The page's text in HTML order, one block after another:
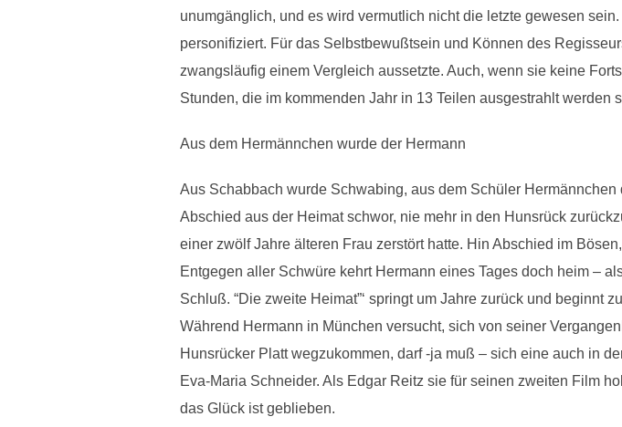
unumgänglich, und es wird vermutlich nicht die letzte gewesen
personifiziert. Für das Selbstbewußtsein und Können des
zwangsläufig einem Vergleich aussetzte. Auch, wenn sie keine
Stunden, die im kommenden Jahr in 13 Teilen ausgestrahlt werden
Aus dem Hermännchen wurde der Hermann
Aus Schabbach wurde Schwabing, aus dem Schüler
Abschied aus der Heimat schwor, nie mehr in den Hunsrück
einer zwölf Jahre älteren Frau zerstört hatte. Hin Abschied im
Entgegen aller Schwüre kehrt Hermann eines Tages doch heim –
Schluß. “Die zweite Heimat”‘ springt um Jahre zurück und beginnt
Während Hermann in München versucht, sich von seiner
Hunsrücker Platt wegzukommen, darf -ja muß – sich eine auch in
Eva-Maria Schneider. Als Edgar Reitz sie für seinen zweiten Film
das Glück ist geblieben.